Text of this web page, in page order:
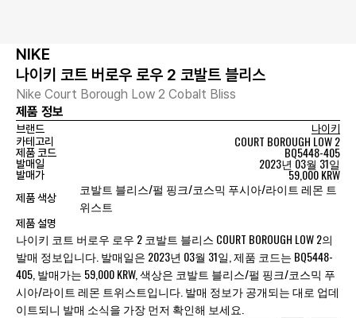
NIKE
나이키 코트 버로우 로우 2 코발트 블리스
Nike Court Borough Low 2 Cobalt Bliss
제품 정보
브랜드
나이키
카테고리
COURT BOROUGH LOW 2
제품 코드 BQ5448-405
발매일 2023년 03월 31일
발매가 59,000 KRW
제품 색상
코발트 블리스/펄 핑크/코스믹 푸시아/라이트 레몬 트
위스트
제품 설명
나이키 코트 버로우 로우 2 코발트 블리스 COURT BOROUGH LOW 2의
발매 정보입니다. 발매일은 2023년 03월 31일, 제품 코드는 BQ5448-
405, 발매가는 59,000 KRW, 색상은 코발트 블리스/펄 핑크/코스믹 푸
시아/라이트 레몬 트위스트입니다. 발매 정보가 공개되는 대로 업데
이트되니 발매 소식을 가장 먼저 확인해 보세요.